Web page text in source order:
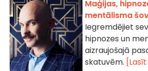
Maģijas,
mentālisma
Iegremdējiet
hipnozes un
aizraujošajā
skatuvēm.